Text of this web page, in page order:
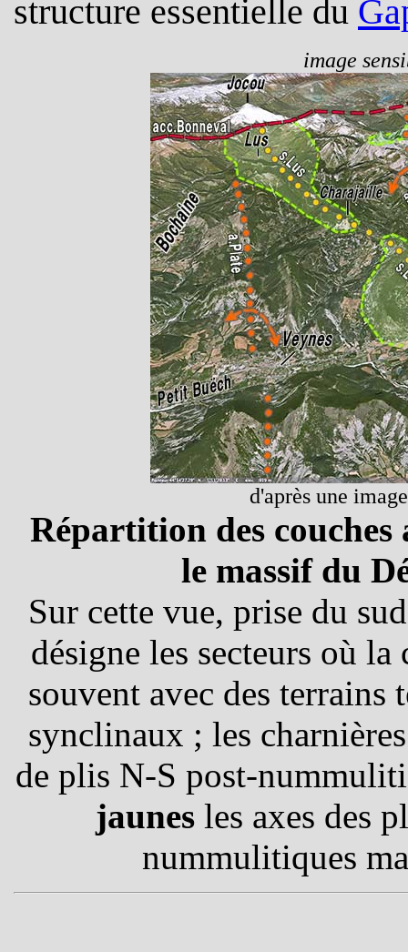
structure essentielle du
image
d'après une
Répartition des couches
le massif du
Sur cette vue, prise du
désigne les secteurs où la
souvent avec des
synclinaux ; les
de plis N-S post-
jaunesles axes des
nummulitiques